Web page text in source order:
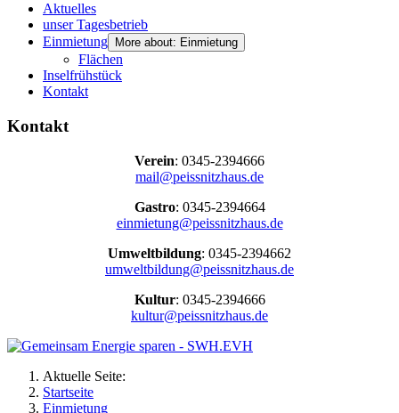
Aktuelles
unser Tagesbetrieb
Einmietung
More about: Einmietung
Flächen
Inselfrühstück
Kontakt
Kontakt
Verein: 0345-2394666
mail@peissnitzhaus.de
Gastro: 0345-2394664
einmietung@peissnitzhaus.de
Umweltbildung: 0345-2394662
umweltbildung@peissnitzhaus.de
Kultur: 0345-2394666
kultur@peissnitzhaus.de
Aktuelle Seite:
Startseite
Einmietung